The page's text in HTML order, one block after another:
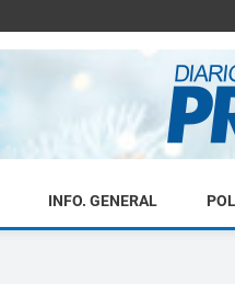
INFO. GENERAL